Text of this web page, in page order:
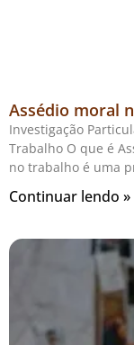
Assédio moral
Investigação
Trabalho O que é
no trabalho é uma
Continuar lendo »